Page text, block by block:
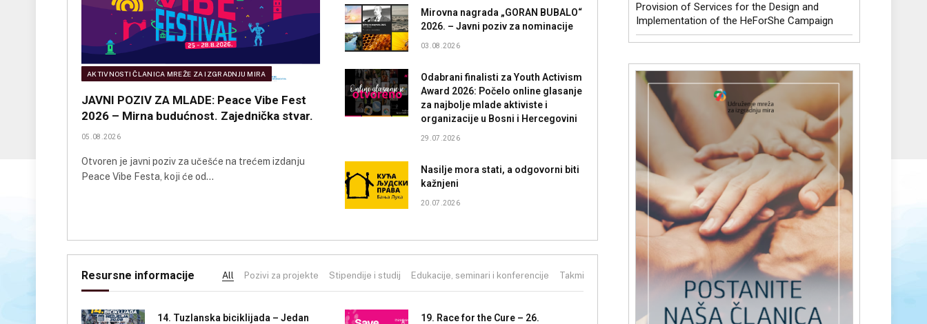
AKTIVNOSTI ČLANICA MREŽE ZA IZGRADNJU MIRA
JAVNI POZIV ZA MLADE: Peace Vibe Fest
2026 – Mirna budućnost. Zajednička stvar.
05.08.2026
Otvoren je javni poziv za učešće na trećem izdanju
Peace Vibe Festa, koji će od…
Mirovna nagrada „GORAN BUBALO“
2026. – Javni poziv za nominacije
03.08.2026
Odabrani finalisti za Youth Activism
Award 2026: Počelo online glasanje
za najbolje mlade aktiviste i
organizacije u Bosni i Hercegovini
29.07.2026
Nasilje mora stati, a odgovorni biti
kažnjeni
20.07.2026
Resursne informacije All Pozivi za projekte Stipendije i studij Edukacije, seminari i konferencije Takmičenja i nagrade Volonterski angažman i stažiranje
14. Tuzlanska biciklijada – Jedan
19. Race for the Cure – 26.
Provision of Services for the Design and
Implementation of the HeForShe Campaign